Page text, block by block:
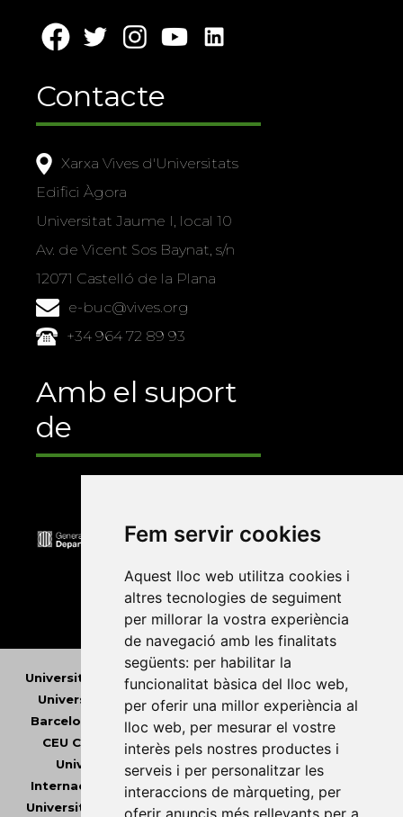
Fem servir cookies
Aquest lloc web utilitza cookies i
altres tecnologies de seguiment
per millorar la vostra experiència
de navegació amb les finalitats
següents: per habilitar la
funcionalitat bàsica del lloc web,
per oferir una millor experiència al
lloc web, per mesurar el vostre
interès pels nostres productes i
serveis i per personalitzar les
interaccions de màrqueting, per
oferir anuncis més rellevants per a
Contacte
Xarxa Vives d'Universitats
Edifici Àgora
Universitat Jaume I, local 10
Av. de Vicent Sos Baynat, s/n
12071 Castelló de la Plana
e-buc@vives.org
+34 964 72 89 93
Amb el suport
de
Universitat Abat Oliba CEU• Universitat d'Alacant
Universitat d'Andorra•Universitat Autònoma de
Barcelona
Universitat de Barcelona•Universitat
CEU Cardenal Herrera • Universitat de Girona
Universitat de les Illes Balears•Universitat
Internacional de Catalunya • Universitat Jaume I
Universitat de Lleida •Universitat Miguel Hernández